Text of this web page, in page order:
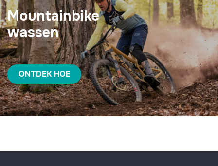
Mountainbike
wassen
ONTDEK HOE